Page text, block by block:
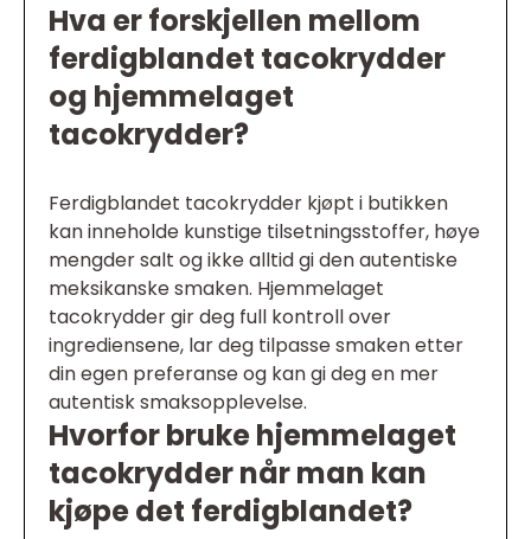
Hva er forskjellen mellom
ferdigblandet tacokrydder
og hjemmelaget
tacokrydder?
Ferdigblandet tacokrydder kjøpt i butikken
kan inneholde kunstige tilsetningsstoffer, høye
mengder salt og ikke alltid gi den autentiske
meksikanske smaken. Hjemmelaget
tacokrydder gir deg full kontroll over
ingrediensene, lar deg tilpasse smaken etter
din egen preferanse og kan gi deg en mer
autentisk smaksopplevelse.
Hvorfor bruke hjemmelaget
tacokrydder når man kan
kjøpe det ferdigblandet?